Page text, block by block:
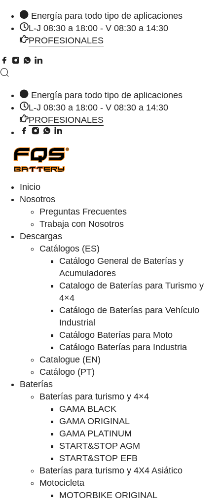
Energía para todo tipo de aplicaciones
L-J 08:30 a 18:00 - V 08:30 a 14:30
PROFESIONALES
Energía para todo tipo de aplicaciones
L-J 08:30 a 18:00 - V 08:30 a 14:30
PROFESIONALES
Inicio
Nosotros
Preguntas Frecuentes
Trabaja con Nosotros
Descargas
Catálogos (ES)
Catálogo General de Baterías y
Acumuladores
Catalogo de Baterías para Turismo y
4×4
Catálogo de Baterías para Vehículo
Industrial
Catálogo Baterías para Moto
Catálogo Baterías para Industria
Catalogue (EN)
Catálogo (PT)
Baterías
Baterías para turismo y 4×4
GAMA BLACK
GAMA ORIGINAL
GAMA PLATINUM
START&STOP AGM
START&STOP EFB
Baterías para turismo y 4X4 Asiático
Motocicleta
MOTORBIKE ORIGINAL